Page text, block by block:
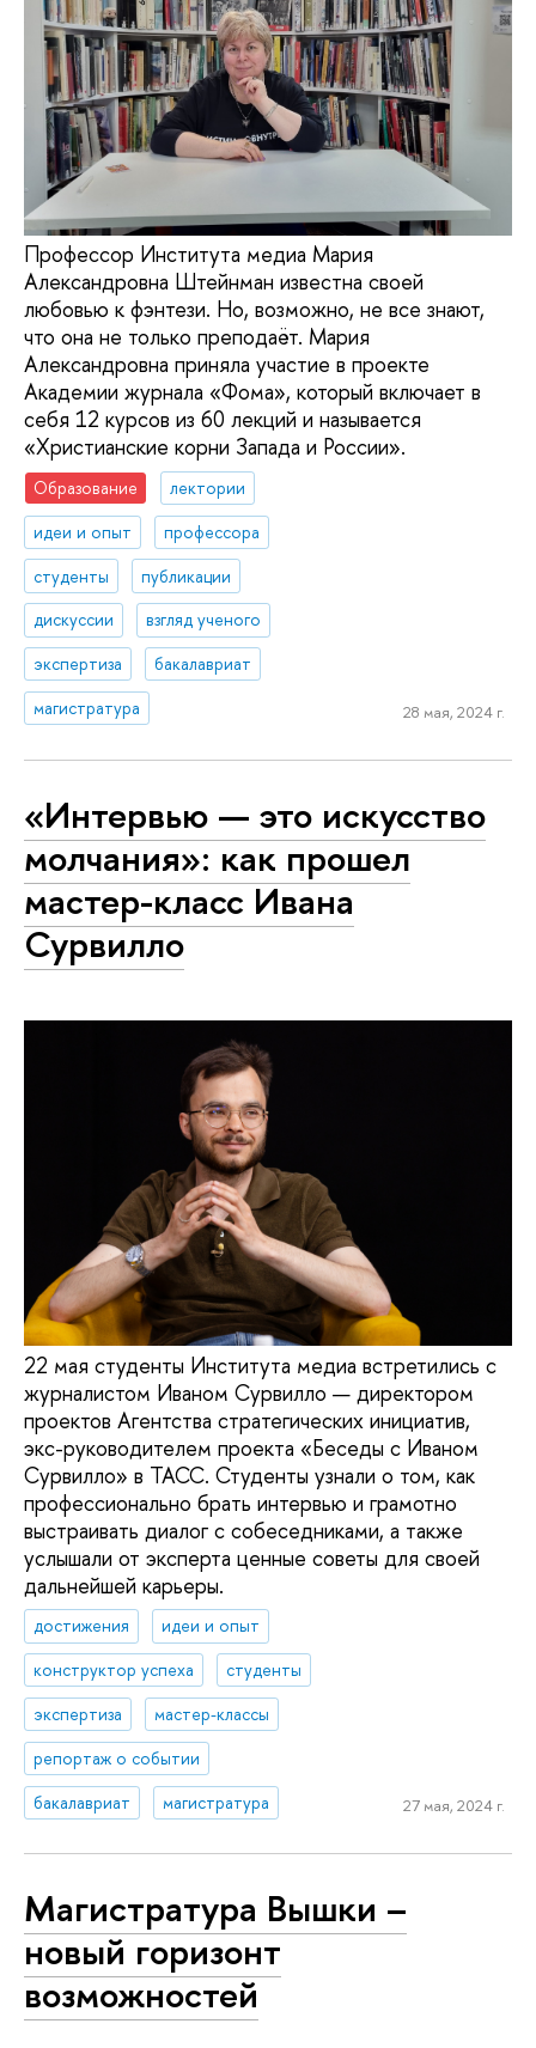
Профессор Института медиа Мария
Александровна Штейнман известна своей
любовью к фэнтези. Но, возможно, не все знают,
что она не только преподаёт. Мария
Александровна приняла участие в проекте
Академии журнала «Фома», который включает в
себя 12 курсов из 60 лекций и называется
«Христианские корни Запада и России».
Образование
лектории
идеи и опыт
профессора
студенты
публикации
дискуссии
взгляд ученого
экспертиза
бакалавриат
магистратура
28 мая, 2024 г.
«Интервью — это искусство
молчания»: как прошел
мастер-класс Ивана
Сурвилло
22 мая студенты Института медиа встретились с
журналистом Иваном Сурвилло — директором
проектов Агентства стратегических инициатив,
экс-руководителем проекта «Беседы с Иваном
Сурвилло» в ТАСС. Студенты узнали о том, как
профессионально брать интервью и грамотно
выстраивать диалог с собеседниками, а также
услышали от эксперта ценные советы для своей
дальнейшей карьеры.
достижения
идеи и опыт
конструктор успеха
студенты
экспертиза
мастер-классы
репортаж о событии
бакалавриат
магистратура 27 мая, 2024 г.
Магистратура Вышки –
новый горизонт
возможностей